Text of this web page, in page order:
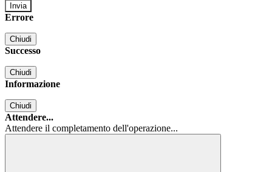
Errore
Chiudi
Successo
Chiudi
Informazione
Chiudi
Attendere...
Attendere il completamento dell'operazione...